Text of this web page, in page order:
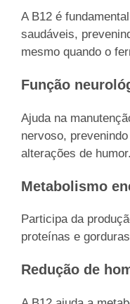
A B12 é
saudáveis,
mesmo quando o
Função
Ajuda na
nervoso,
alterações de humor.
Metabolismo
Participa da
proteínas e
Redução de